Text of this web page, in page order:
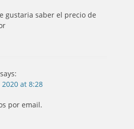
gustaria saber el precio de
says:
at 8:28
por email.